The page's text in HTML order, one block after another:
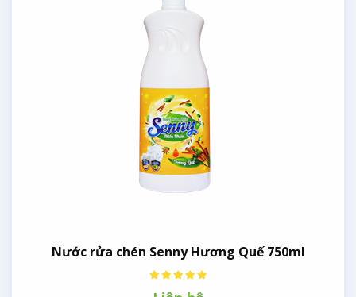
Nước rửa chén Senny Hương Quế 750ml